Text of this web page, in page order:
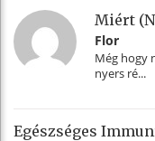
Miért
Flor
Még hogy
nyers ré...
Egészséges